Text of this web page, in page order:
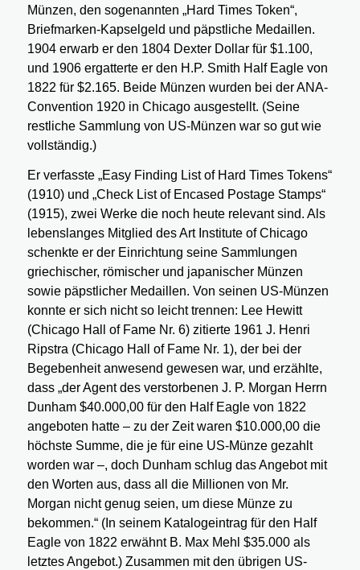
Münzen, den sogenannten „Hard Times Token“,
Briefmarken-Kapselgeld und päpstliche Medaillen.
1904 erwarb er den 1804 Dexter Dollar für $1.100,
und 1906 ergatterte er den H.P. Smith Half Eagle von
1822 für $2.165. Beide Münzen wurden bei der ANA-
Convention 1920 in Chicago ausgestellt. (Seine
restliche Sammlung von US-Münzen war so gut wie
vollständig.)
Er verfasste „Easy Finding List of Hard Times Tokens“
(1910) und „Check List of Encased Postage Stamps“
(1915), zwei Werke die noch heute relevant sind. Als
lebenslanges Mitglied des Art Institute of Chicago
schenkte er der Einrichtung seine Sammlungen
griechischer, römischer und japanischer Münzen
sowie päpstlicher Medaillen. Von seinen US-Münzen
konnte er sich nicht so leicht trennen: Lee Hewitt
(Chicago Hall of Fame Nr. 6) zitierte 1961 J. Henri
Ripstra (Chicago Hall of Fame Nr. 1), der bei der
Begebenheit anwesend gewesen war, und erzählte,
dass „der Agent des verstorbenen J. P. Morgan Herrn
Dunham $40.000,00 für den Half Eagle von 1822
angeboten hatte – zu der Zeit waren $10.000,00 die
höchste Summe, die je für eine US-Münze gezahlt
worden war –, doch Dunham schlug das Angebot mit
den Worten aus, dass all die Millionen von Mr.
Morgan nicht genug seien, um diese Münze zu
bekommen.“ (In seinem Katalogeintrag für den Half
Eagle von 1822 erwähnt B. Max Mehl $35.000 als
letztes Angebot.) Zusammen mit den übrigen US-